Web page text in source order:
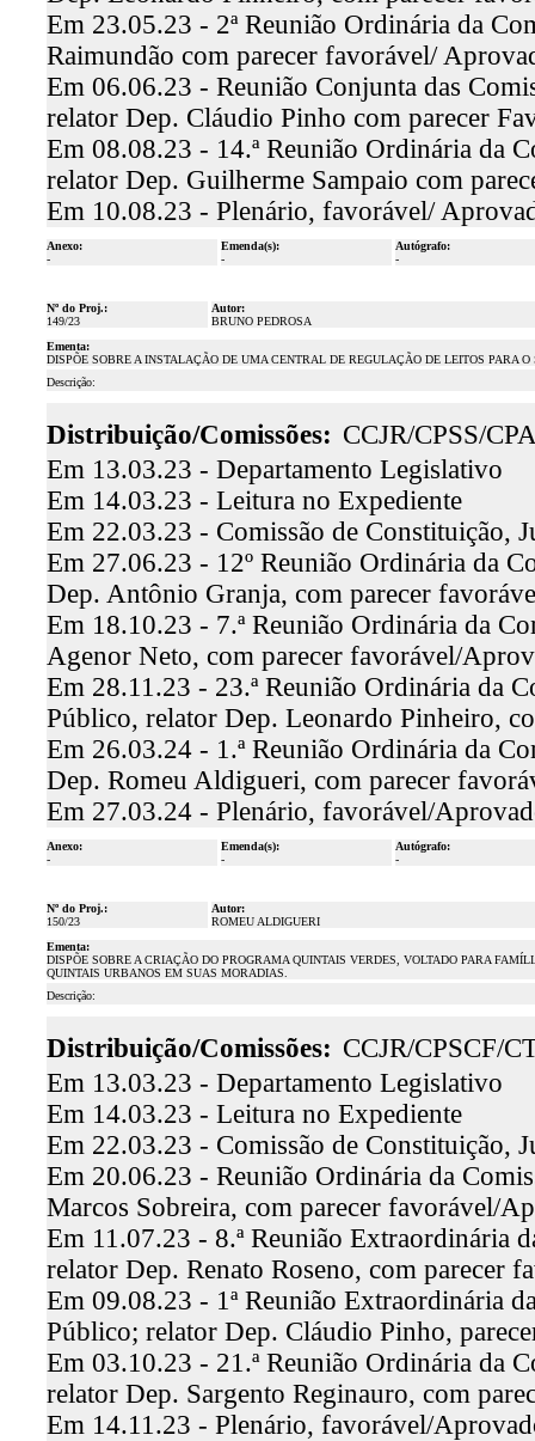
Em 23.05.23 - 2ª Reunião Ordinária da
Raimundão com parecer favorável/
Em 06.06.23 - Reunião Conjunta das
relator Dep. Cláudio Pinho com parecer
Em 08.08.23 - 14.ª Reunião Ordinária da
relator Dep. Guilherme Sampaio com
Em 10.08.23 - Plenário, favorável/
Anexo:
-
Emenda(s):
-
Autógrafo:
-
Nº do Proj.:
149/23
Autor:
BRUNO PEDROSA
Ementa:
DISPÕE SOBRE A INSTALAÇÃO DE UMA CENTRAL DE REGULAÇÃO DE LEITOS PARA
Descrição:
Distribuição/Comissões: CCJR/CPSS/
Em 13.03.23 - Departamento Legislativo
Em 14.03.23 - Leitura no Expediente
Em 22.03.23 - Comissão de Constituição,
Em 27.06.23 - 12º Reunião Ordinária da
Dep. Antônio Granja, com parecer
Em 18.10.23 - 7.ª Reunião Ordinária da
Agenor Neto, com parecer favorável/
Em 28.11.23 - 23.ª Reunião Ordinária da
Público, relator Dep. Leonardo Pinheiro,
Em 26.03.24 - 1.ª Reunião Ordinária da
Dep. Romeu Aldigueri, com parecer
Em 27.03.24 - Plenário, favorável/
Anexo:
-
Emenda(s):
-
Autógrafo:
-
Nº do Proj.:
150/23
Autor:
ROMEU ALDIGUERI
Ementa:
DISPÕE SOBRE A CRIAÇÃO DO PROGRAMA QUINTAIS VERDES, VOLTADO PARA
QUINTAIS URBANOS EM SUAS MORADIAS.
Descrição:
Distribuição/Comissões: CCJR/CPSCF/
Em 13.03.23 - Departamento Legislativo
Em 14.03.23 - Leitura no Expediente
Em 22.03.23 - Comissão de Constituição,
Em 20.06.23 - Reunião Ordinária da
Marcos Sobreira, com parecer favorável/
Em 11.07.23 - 8.ª Reunião Extraordinária
relator Dep. Renato Roseno, com parecer
Em 09.08.23 - 1ª Reunião Extraordinária
Público; relator Dep. Cláudio Pinho,
Em 03.10.23 - 21.ª Reunião Ordinária da
relator Dep. Sargento Reginauro, com
Em 14.11.23 - Plenário, favorável/